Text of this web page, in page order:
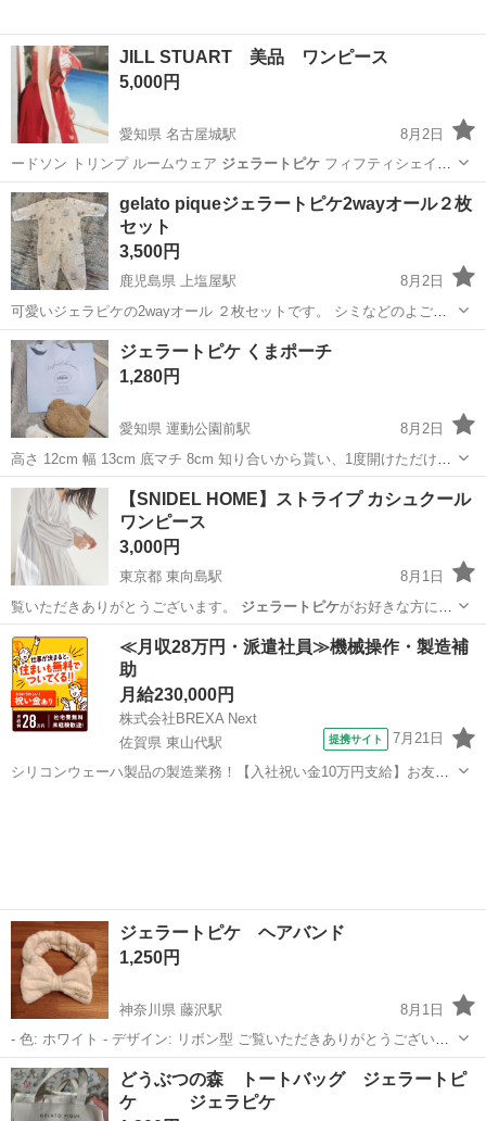
JILL STUART 美品 ワンピース
5,000円
愛知県 名古屋城駅
8月2日
ードソン トリンプ ルームウェア ジェラートピケフィフティシェイズ
ピーチジョ…
愛知 名古屋市 ワンピース
gelato piqueジェラートピケ2wayオール２枚
セット
3,500円
鹿児島県 上塩屋駅
8月2日
可愛いジェラピケの2wayオール ２枚セットです。 シミなどのよごれ
はありません。 半年ほど着用しておりました。 まだまだお使いできる
とおもいますのでぜひ
鹿児島 鹿児島市 上塩屋駅 家庭用品
ジェラートピケ くまポーチ
1,280円
愛知県 運動公園前駅
8月2日
高さ 12cm 幅 13cm 底マチ 8cm 知り合いから貰い、1度開けただけの
ものになります。 ショッピングバックもお付けします。 その他なにか
質問がありましたらお答えします。
愛知 豊橋市 その他
【SNIDEL HOME】ストライプ カシュクール
ワンピース
3,000円
東京都 東向島駅
8月1日
覧いただきありがとうございます。 ジェラートピケがお好きな方にも
♡東京 墨田区 東向島駅 ワンピース ジェラートピケ
≪月収28万円・派遣社員≫機械操作・製造補
助
月給230,000円
株式会社BREXA Next
佐賀県 東山代駅
提携サイト 7月21日
シリコンウェーハ製品の製造業務！【入社祝い金10万円支給】お友達
ジェラートピケ ヘアバンド
1,250円
神奈川県 藤沢駅
8月1日
- 色: ホワイト - デザイン: リボン型 ご覧いただきありがとうございま
す。
神奈川 藤沢市 藤沢駅 ジェラートピケ
どうぶつの森 トートバッグ ジェラートピ
ケ ジェラピケ